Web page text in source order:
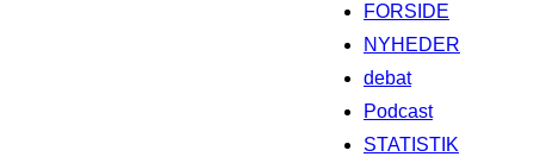
FORSIDE
NYHEDER
debat
Podcast
STATISTIK